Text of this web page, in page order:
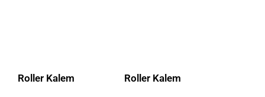
Roller Kalem Roller Kalem